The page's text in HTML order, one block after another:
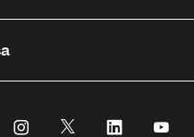
InstagramTwitter Linkedin